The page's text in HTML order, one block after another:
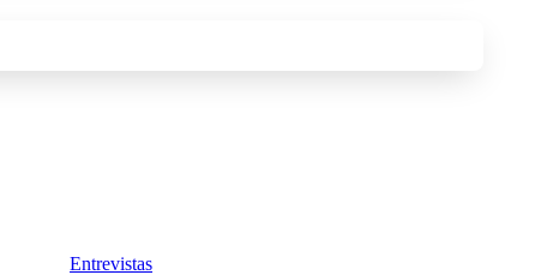
Entrevistas